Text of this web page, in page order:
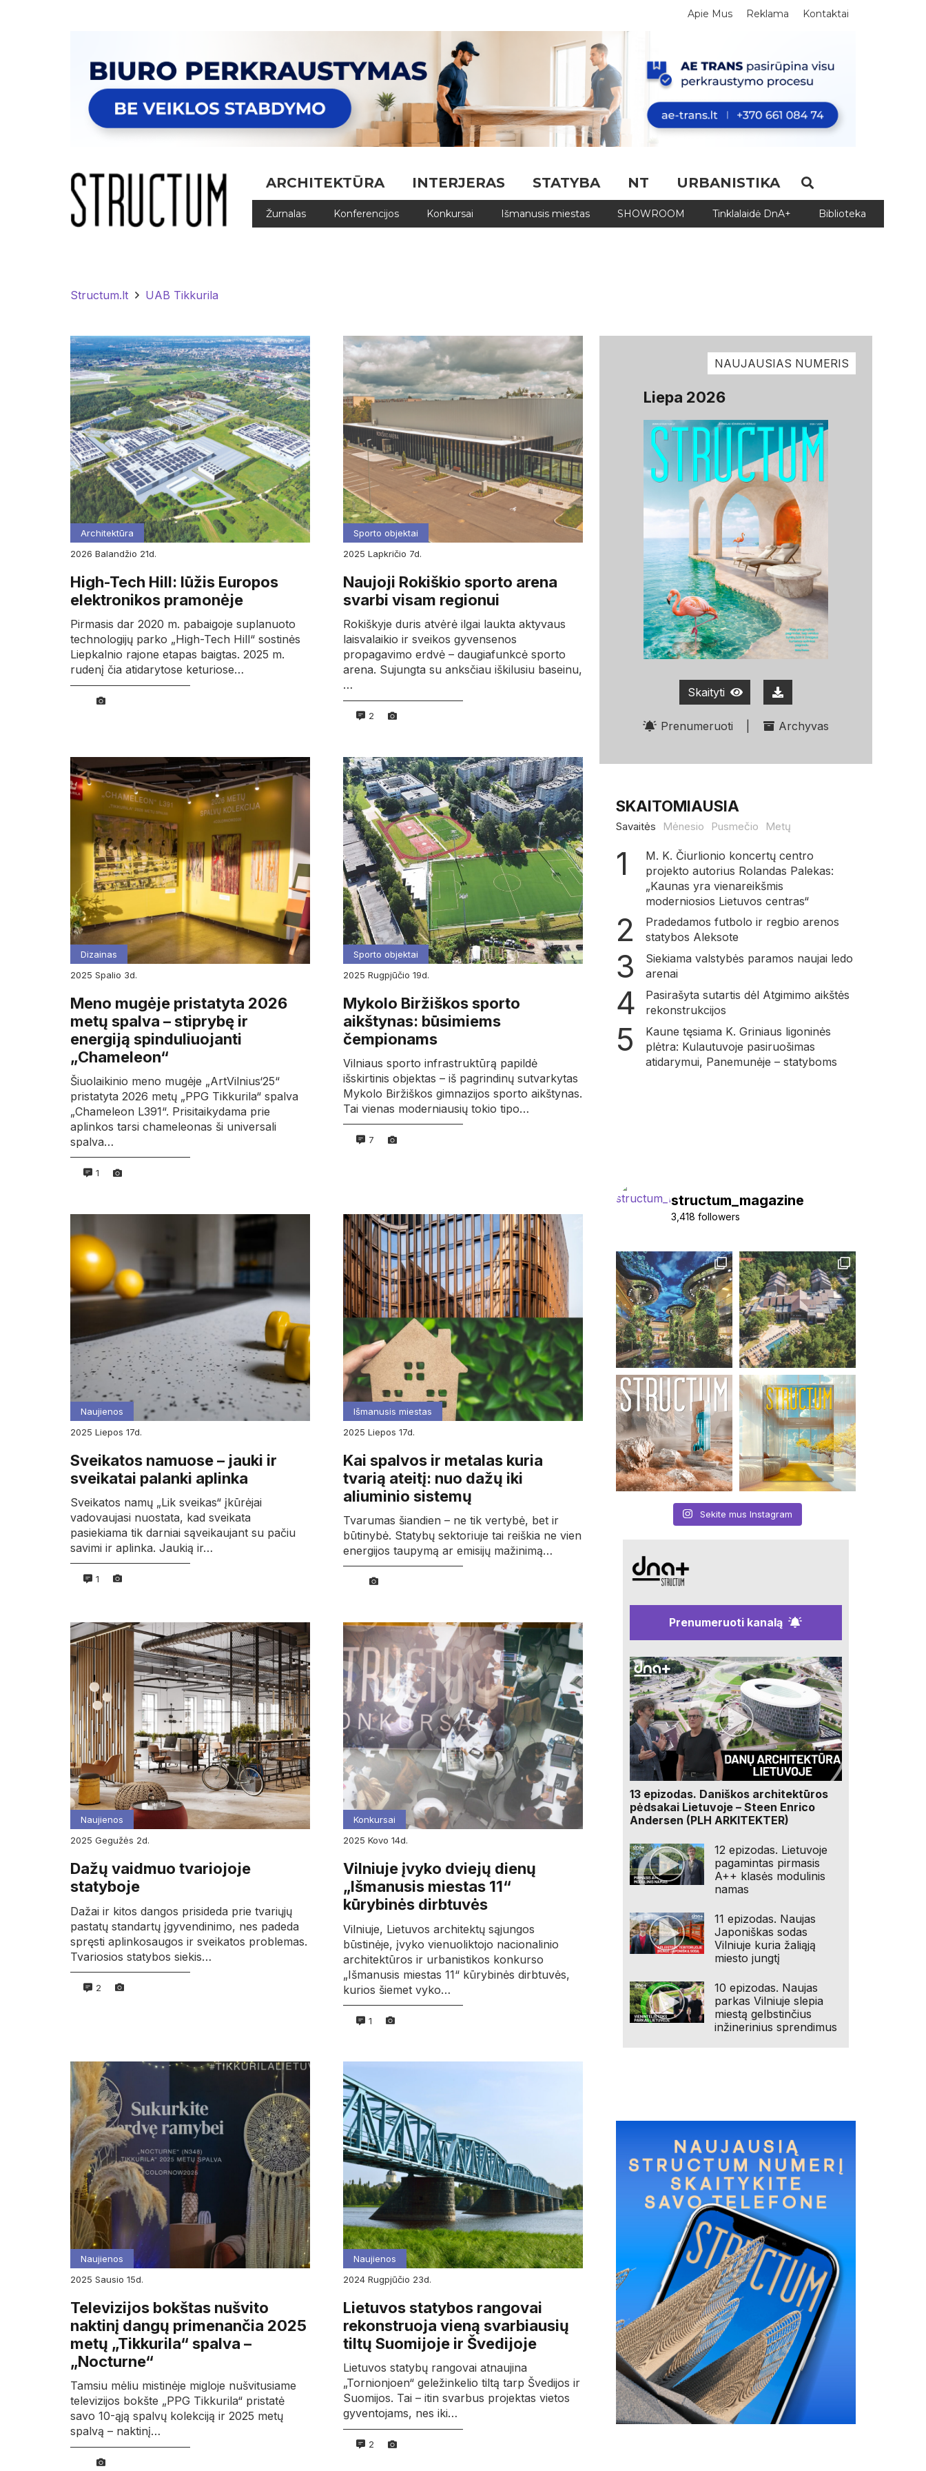
Apie Mus Reklama Kontaktai
ARCHITEKTŪRA INTERJERAS STATYBA NT URBANISTIKA
Žurnalas Konferencijos Konkursai Išmanusis miestas SHOWROOM Tinklalaidė DnA+ Biblioteka
Structum.lt UAB Tikkurila
Architektūra
2026
balandžio 21d.
High-Tech Hill: lūžis Europos
elektronikos pramonėje
Pirmasis dar 2020 m. pabaigoje suplanuoto
technologijų parko „High-Tech Hill“ sostinės
Liepkalnio rajone etapas baigtas. 2025 m.
rudenį čia atidarytose keturiose…
Sporto objektai
2025
lapkričio 7d.
Naujoji Rokiškio sporto arena
svarbi visam regionui
Rokiškyje duris atvėrė ilgai laukta aktyvaus
laisvalaikio ir sveikos gyvensenos
propagavimo erdvė – daugiafunkcė sporto
arena. Sujungta su anksčiau iškilusiu baseinu,
…
2
Dizainas
2025
spalio 3d.
Meno mugėje pristatyta 2026
metų spalva – stiprybę ir
energiją spinduliuojanti
„Chameleon“
Šiuolaikinio meno mugėje „ArtVilnius‘25“
pristatyta 2026 metų „PPG Tikkurila“ spalva
„Chameleon L391“. Prisitaikydama prie
aplinkos tarsi chameleonas ši universali
spalva…
1
Sporto objektai
2025
rugpjūčio 19d.
Mykolo Biržiškos sporto
aikštynas: būsimiems
čempionams
Vilniaus sporto infrastruktūrą papildė
išskirtinis objektas – iš pagrindinų sutvarkytas
Mykolo Biržiškos gimnazijos sporto aikštynas.
Tai vienas moderniausių tokio tipo…
7
Naujienos
2025
liepos 17d.
Sveikatos namuose – jauki ir
sveikatai palanki aplinka
Sveikatos namų „Lik sveikas“ įkūrėjai
vadovaujasi nuostata, kad sveikata
pasiekiama tik darniai sąveikaujant su pačiu
savimi ir aplinka. Jaukią ir…
1
Išmanusis miestas
2025
liepos 17d.
Kai spalvos ir metalas kuria
tvarią ateitį: nuo dažų iki
aliuminio sistemų
Tvarumas šiandien – ne tik vertybė, bet ir
būtinybė. Statybų sektoriuje tai reiškia ne vien
energijos taupymą ar emisijų mažinimą…
Naujienos
2025
gegužės 2d.
Dažų vaidmuo tvariojoje
statyboje
Dažai ir kitos dangos prisideda prie tvariųjų
pastatų standartų įgyvendinimo, nes padeda
spręsti aplinkosaugos ir sveikatos problemas.
Tvariosios statybos siekis…
2
Konkursai
2025
kovo 14d.
Vilniuje įvyko dviejų dienų
„Išmanusis miestas 11“
kūrybinės dirbtuvės
Vilniuje, Lietuvos architektų sąjungos
būstinėje, įvyko vienuoliktojo nacionalinio
architektūros ir urbanistikos konkurso
„Išmanusis miestas 11“ kūrybinės dirbtuvės,
kurios šiemet vyko…
1
Naujienos
2025
sausio 15d.
Televizijos bokštas nušvito
naktinį dangų primenančia 2025
metų „Tikkurila“ spalva –
„Nocturne“
Tamsiu mėliu mistinėje migloje nušvitusiame
televizijos bokšte „PPG Tikkurila“ pristatė
savo 10-ąją spalvų kolekciją ir 2025 metų
spalvą – naktinį…
Naujienos
2024
rugpjūčio 23d.
Lietuvos statybos rangovai
rekonstruoja vieną svarbiausių
tiltų Suomijoje ir Švedijoje
Lietuvos statybų rangovai atnaujina
„Tornionjoen“ geležinkelio tiltą tarp Švedijos ir
Suomijos. Tai – itin svarbus projektas vietos
gyventojams, nes iki…
2
NAUJAUSIAS NUMERIS
Liepa 2026
Skaityti
Prenumeruoti Archyvas
SKAITOMIAUSIA
Savaitės Mėnesio Pusmečio Metų
M. K. Čiurlionio koncertų centro
projekto autorius Rolandas Palekas:
„Kaunas yra vienareikšmis
moderniosios Lietuvos centras“
Pradedamos futbolo ir regbio arenos
statybos Aleksote
Siekiama valstybės paramos naujai ledo
arenai
Pasirašyta sutartis dėl Atgimimo aikštės
rekonstrukcijos
Kaune tęsiama K. Griniaus ligoninės
plėtra: Kulautuvoje pasiruošimas
atidarymui, Panemunėje – statyboms
structum_magazine
3,418 followers
Sekite mus Instagram
Prenumeruoti kanalą
13 epizodas. Daniškos architektūros
pėdsakai Lietuvoje – Steen Enrico
Andersen (PLH ARKITEKTER)
12 epizodas. Lietuvoje
pagamintas pirmasis
A++ klasės modulinis
namas
11 epizodas. Naujas
Japoniškas sodas
Vilniuje kuria žaliąją
miesto jungtį
10 epizodas. Naujas
parkas Vilniuje slepia
miestą gelbstinčius
inžinerinius sprendimus